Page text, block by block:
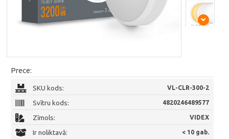
Prece:
SKU kods: VL-CLR-300-2
Svītru kods: 4820246489577
Zīmols: VIDEX
Ir noliktavā: < 10 gab.